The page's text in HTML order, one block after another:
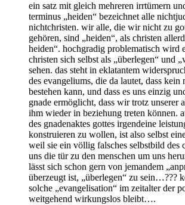
ein satz mit gleich mehreren irrtümern
terminus „heiden“ bezeichnet alle
nichtchristen. wir alle, die wir nicht zu
gehören, sind „heiden“, als christen
heiden“. hochgradig problematisch wird
christen sich selbst als „überlegen“ und
sehen. das steht in eklatantem
des evangeliums, die da lautet, dass kein
bestehen kann, und dass es uns einzig
gnade ermöglicht, dass wir trotz unserer
ihm wieder in beziehung treten können.
des gnadenaktes gottes irgendeine
konstruieren zu wollen, ist also selbst
weil sie ein völlig falsches selbstbild des
uns die tür zu den menschen um uns
lässt sich schon gern von jemandem
überzeugt ist, „überlegen“ zu sein…???
solche „evangelisation“ im zeitalter der
weitgehend wirkungslos bleibt….